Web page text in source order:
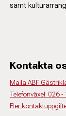
samt
Kontakta
Maila ABF
Telefonväxel: 026 -
Fler